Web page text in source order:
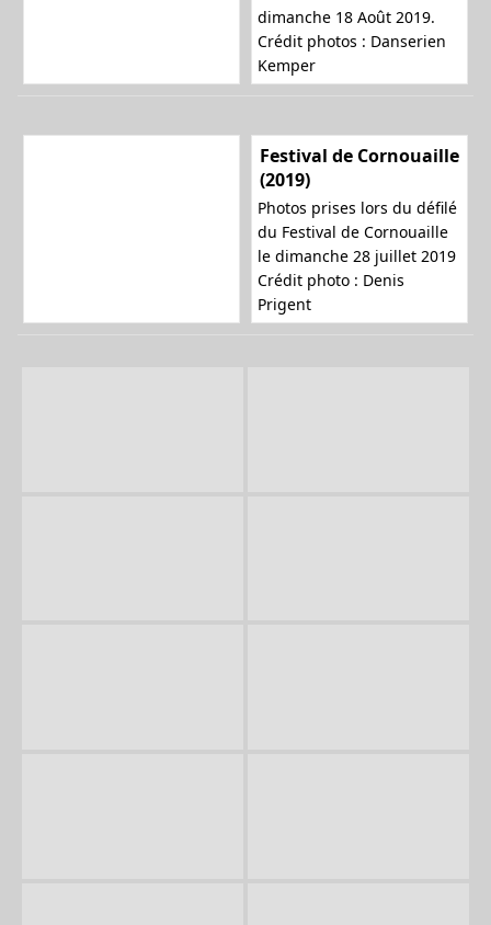
dimanche 18 Août 2019.
Crédit photos : Danserien
Kemper
Festival de Cornouaille
(2019)
Photos prises lors du défilé
du Festival de Cornouaille
le dimanche 28 juillet 2019
Crédit photo : Denis
Prigent